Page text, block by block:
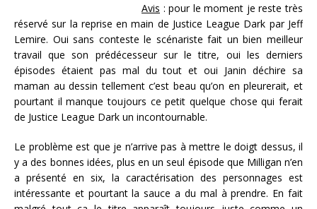
Avis : pour le moment je reste très
réservé sur la reprise en main de Justice League Dark par Jeff
Lemire. Oui sans conteste le scénariste fait un bien meilleur
travail que son prédécesseur sur le titre, oui les derniers
épisodes étaient pas mal du tout et oui Janin déchire sa
maman au dessin tellement c’est beau qu’on en pleurerait, et
pourtant il manque toujours ce petit quelque chose qui ferait
de Justice League Dark un incontournable.
Le problème est que je n’arrive pas à mettre le doigt dessus, il
y a des bonnes idées, plus en un seul épisode que Milligan n’en
a présenté en six, la caractérisation des personnages est
intéressante et pourtant la sauce a du mal à prendre. En fait